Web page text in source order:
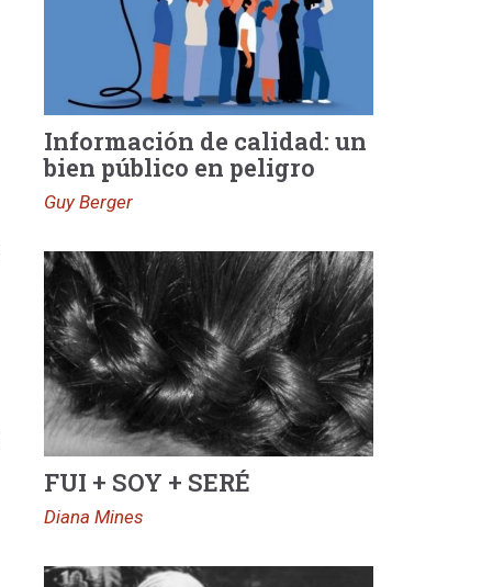
Información de calidad: un
bien público en peligro
Guy Berger
FUI + SOY + SERÉ
Diana Mines